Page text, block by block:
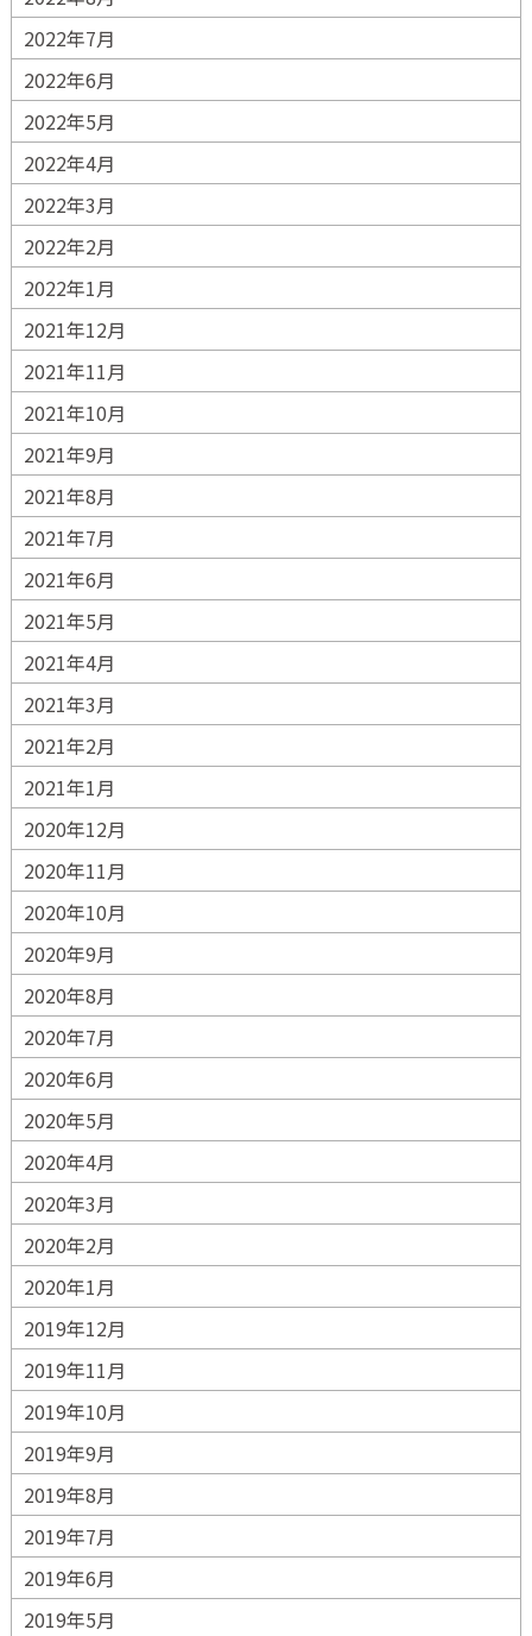
2022年7月
2022年6月
2022年5月
2022年4月
2022年3月
2022年2月
2022年1月
2021年12月
2021年11月
2021年10月
2021年9月
2021年8月
2021年7月
2021年6月
2021年5月
2021年4月
2021年3月
2021年2月
2021年1月
2020年12月
2020年11月
2020年10月
2020年9月
2020年8月
2020年7月
2020年6月
2020年5月
2020年4月
2020年3月
2020年2月
2020年1月
2019年12月
2019年11月
2019年10月
2019年9月
2019年8月
2019年7月
2019年6月
2019年5月